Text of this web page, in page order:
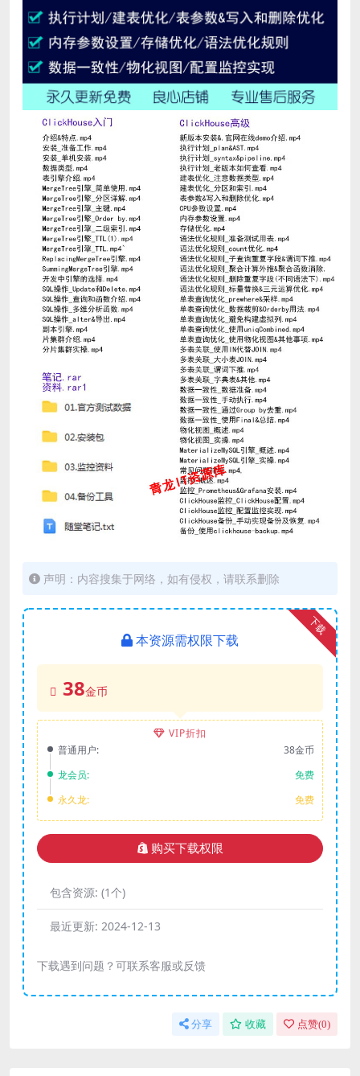
声明：内容搜集于网络，如有侵权，请联系删除
下载
本资源需权限下载
38金币
VIP折扣
普通用户:
38金币
龙会员:
免费
永久龙:
免费
购买下载权限
包含资源: (1个)
最近更新: 2024-12-13
下载遇到问题？可联系客服或反馈
分享 收藏 点赞(0)